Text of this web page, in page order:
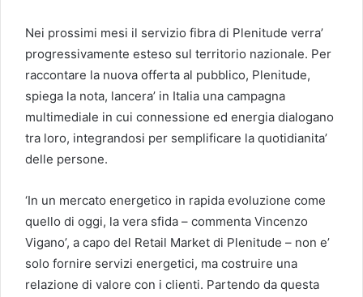
Nei prossimi mesi il servizio fibra di Plenitude verra’
progressivamente esteso sul territorio nazionale. Per
raccontare la nuova offerta al pubblico, Plenitude,
spiega la nota, lancera’ in Italia una campagna
multimediale in cui connessione ed energia dialogano
tra loro, integrandosi per semplificare la quotidianita’
delle persone.
‘In un mercato energetico in rapida evoluzione come
quello di oggi, la vera sfida – commenta Vincenzo
Vigano’, a capo del Retail Market di Plenitude – non e’
solo fornire servizi energetici, ma costruire una
relazione di valore con i clienti. Partendo da questa